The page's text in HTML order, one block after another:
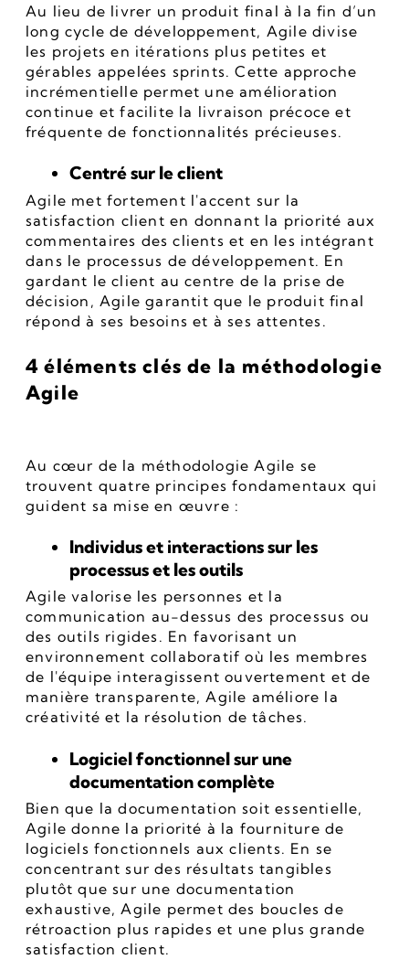
Au lieu de livrer un produit final à la fin d’un
long cycle de développement, Agile divise
les projets en itérations plus petites et
gérables appelées sprints. Cette approche
incrémentielle permet une amélioration
continue et facilite la livraison précoce et
fréquente de fonctionnalités précieuses.
Centré sur le client
Agile met fortement l'accent sur la
satisfaction client en donnant la priorité aux
commentaires des clients et en les intégrant
dans le processus de développement. En
gardant le client au centre de la prise de
décision, Agile garantit que le produit final
répond à ses besoins et à ses attentes.
4 éléments clés de la méthodologie
Agile
Au cœur de la méthodologie Agile se
trouvent quatre principes fondamentaux qui
guident sa mise en œuvre :
Individus et interactions sur les
processus et les outils
Agile valorise les personnes et la
communication au-dessus des processus ou
des outils rigides. En favorisant un
environnement collaboratif où les membres
de l'équipe interagissent ouvertement et de
manière transparente, Agile améliore la
créativité et la résolution de tâches.
Logiciel fonctionnel sur une
documentation complète
Bien que la documentation soit essentielle,
Agile donne la priorité à la fourniture de
logiciels fonctionnels aux clients. En se
concentrant sur des résultats tangibles
plutôt que sur une documentation
exhaustive, Agile permet des boucles de
rétroaction plus rapides et une plus grande
satisfaction client.